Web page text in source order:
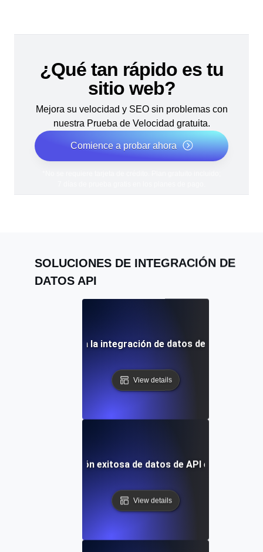
¿Qué tan rápido es tu
sitio web?
Mejora su velocidad y SEO sin problemas con
nuestra Prueba de Velocidad gratuita.
Comience a probar ahora
SOLUCIONES DE INTEGRACIÓN DE
DATOS API
prácticas para la integración de datos de API entre
View details
de caso: Integración exitosa de datos de API en sistemas
View details